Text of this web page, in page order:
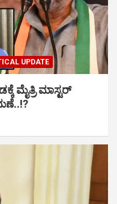
UPDATE
ಮೈತ್ರಿ ಮಾಸ್ಟರ್
ಮಣೆ..!?